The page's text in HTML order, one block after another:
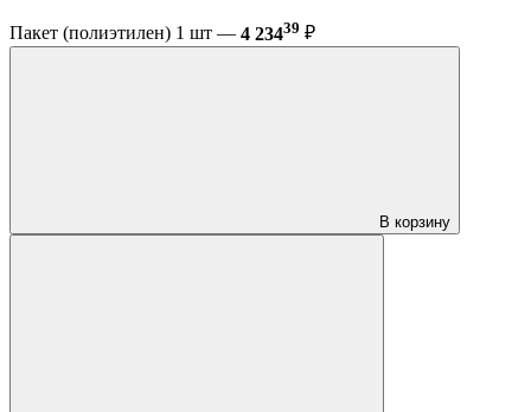
Пакет (полиэтилен) 1 шт — 4 23439 ₽
В корзину